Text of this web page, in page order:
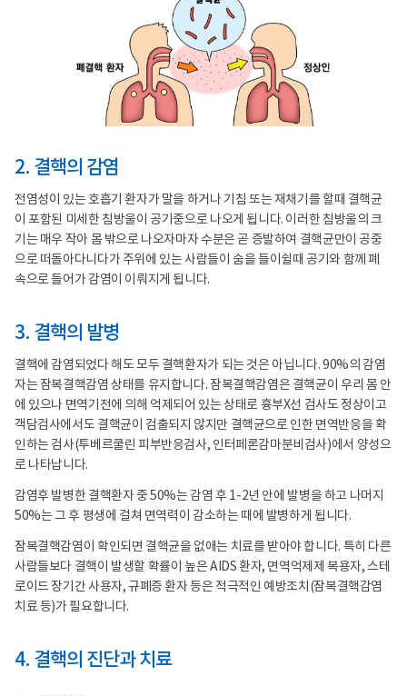
2. 결핵의 감염
전염성이 있는 호흡기 환자가 말을 하거나 기침 또는 재채기를 할때 결핵균
이 포함된 미세한 침방울이 공기중으로 나오게 됩니다. 이러한 침방울의 크
기는 매우 작아 몸 밖으로 나오자마자 수분은 곧 증발하여 결핵균만이 공중
으로 떠돌아다니다가 주위에 있는 사람들이 숨을 들이쉴때 공기와 함께 폐
속으로 들어가 감염이 이뤄지게 됩니다.
3. 결핵의 발병
결핵에 감염되었다 해도 모두 결핵환자가 되는 것은 아닙니다. 90%의 감염
자는 잠복결핵감염 상태를 유지합니다. 잠복결핵감염은 결핵균이 우리 몸 안
에 있으나 면역기전에 의해 억제되어 있는 상태로 흉부X선 검사도 정상이고
객담검사에서도 결핵균이 검출되지 않지만 결핵균으로 인한 면역반응을 확
인하는 검사(투베르쿨린 피부반응검사, 인터페론감마분비검사)에서 양성으
로 나타납니다.
감염후 발병한 결핵환자 중 50%는 감염 후 1-2년 안에 발병을 하고 나머지
50%는 그 후 평생에 걸쳐 면역력이 감소하는 때에 발병하게 됩니다.
잠복결핵감염이 확인되면 결핵균을 없애는 치료를 받아야 합니다. 특히 다른
사람들보다 결핵이 발생할 확률이 높은 AIDS 환자, 면역억제제 복용자, 스테
로이드 장기간 사용자, 규폐증 환자 등은 적극적인 예방조치(잠복결핵감염
치료 등)가 필요합니다.
4. 결핵의 진단과 치료